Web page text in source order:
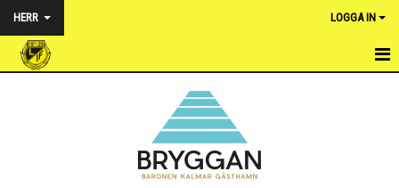
HERR LOGGA IN